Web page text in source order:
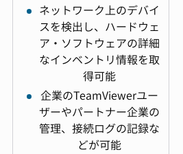
ネットワーク上のデバイ
スを検出し、ハードウェ
ア・ソフトウェアの詳細
なインベントリ情報を取
得可能
企業のTeamViewerユー
ザーやパートナー企業の
管理、接続ログの記録な
どが可能